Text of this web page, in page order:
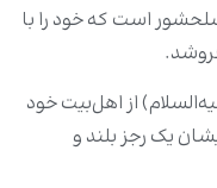
است که خود را با
از اهل‌بیت خود
یک رجز بلند و